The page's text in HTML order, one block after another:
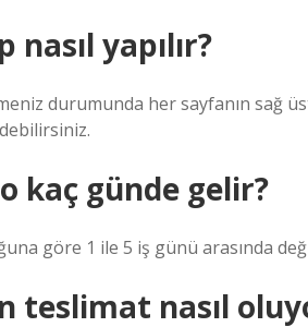
yapılır?
durumunda her sayfanın sağ
kaç günde gelir?
göre 1 ile 5 iş günü arasında
teslimat nasıl